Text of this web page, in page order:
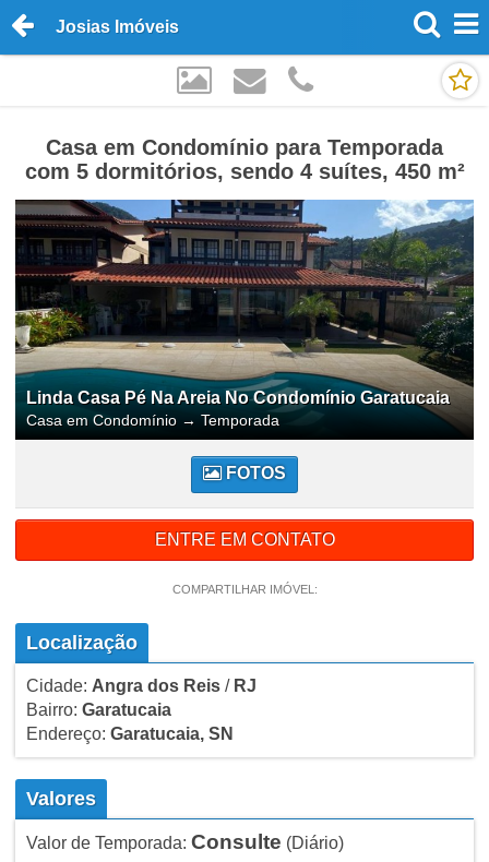
Josias Imóveis
Casa em Condomínio para Temporada
com 5 dormitórios, sendo 4 suítes, 450 m²
Linda Casa Pé Na Areia No Condomínio Garatucaia
Casa em Condomínio → Temporada
FOTOS
ENTRE EM CONTATO
COMPARTILHAR IMÓVEL:
Localização
Cidade: Angra dos Reis/ RJ
Bairro: Garatucaia
Endereço: Garatucaia, SN
Valores
Valor de Temporada: Consulte (Diário)